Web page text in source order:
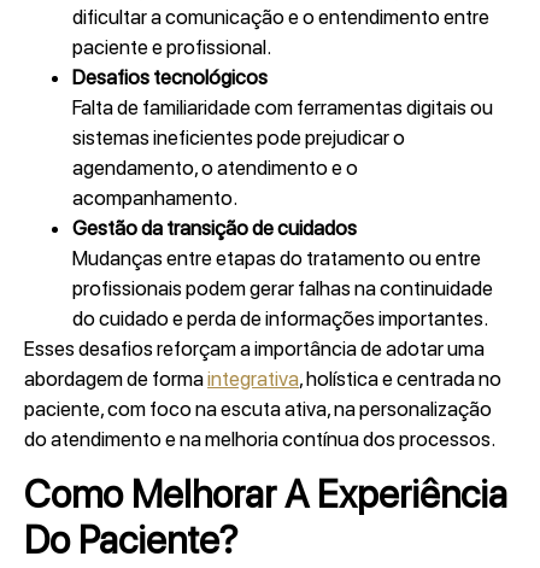
dificultar a comunicação e o entendimento entre
paciente e profissional.
Desafios tecnológicos
Falta de familiaridade com ferramentas digitais ou
sistemas ineficientes pode prejudicar o
agendamento, o atendimento e o
acompanhamento.
Gestão da transição de cuidados
Mudanças entre etapas do tratamento ou entre
profissionais podem gerar falhas na continuidade
do cuidado e perda de informações importantes.
Esses desafios reforçam a importância de adotar uma
abordagem de formaintegrativa, holística e centrada no
paciente, com foco na escuta ativa, na personalização
do atendimento e na melhoria contínua dos processos.
Como Melhorar A Experiência
Do Paciente?